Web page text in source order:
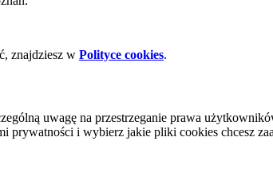
znajdziesz w Polityce cookies.
uwagę na przestrzeganie prawa
prywatności i wybierz jakie pliki cookies chcesz